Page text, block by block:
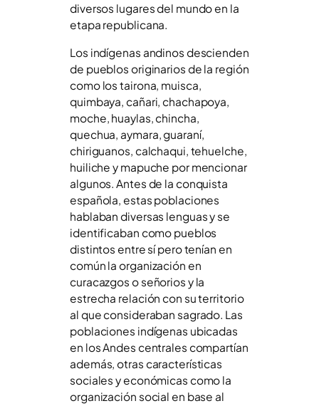
diversos lugares del mundo en la
etapa republicana.
Los indígenas andinos descienden
de pueblos originarios de la región
como los tairona, muisca,
quimbaya, cañari, chachapoya,
moche, huaylas, chincha,
quechua, aymara, guaraní,
chiriguanos, calchaqui, tehuelche,
huiliche y mapuche por mencionar
algunos. Antes de la conquista
española, estas poblaciones
hablaban diversas lenguas y se
identificaban como pueblos
distintos entre sí pero tenían en
común la organización en
curacazgos o señorios y la
estrecha relación con su territorio
al que consideraban sagrado. Las
poblaciones indígenas ubicadas
en los Andes centrales compartían
además, otras características
sociales y económicas como la
organización social en base al